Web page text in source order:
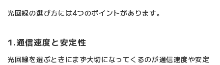
光回線の選び方には4つのポイントがあります。
1.通信速度と安定性
光回線を選ぶときにまず大切になってくるのが通信速度や安定